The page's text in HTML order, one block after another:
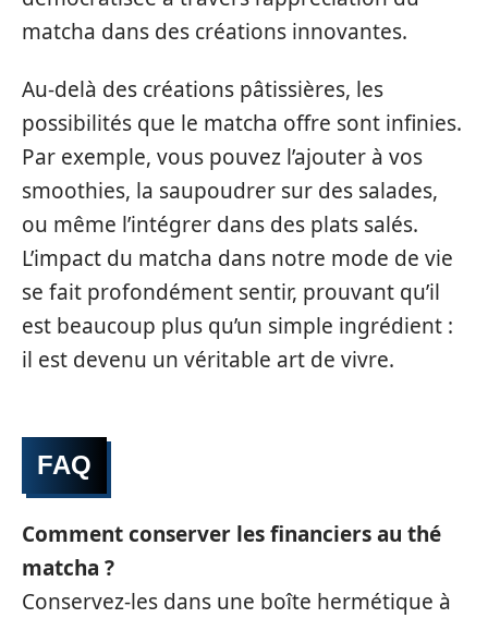
matcha dans des créations innovantes.
Au-delà des créations pâtissières, les
possibilités que le matcha offre sont infinies.
Par exemple, vous pouvez l’ajouter à vos
smoothies, la saupoudrer sur des salades,
ou même l’intégrer dans des plats salés.
L’impact du matcha dans notre mode de vie
se fait profondément sentir, prouvant qu’il
est beaucoup plus qu’un simple ingrédient :
il est devenu un véritable art de vivre.
FAQ
Comment conserver les financiers au thé
matcha ?
Conservez-les dans une boîte hermétique à